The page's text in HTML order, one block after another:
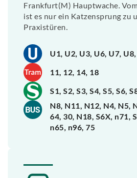
Frankfurt(M) Hauptwache.
ist es nur ein Katzensprung zu
Praxistüren.
U1, U2, U3, U6, U7,
11, 12, 14, 18
S1, S2, S3, S4, S5, S6,
N8, N11, N12, N4, N5,
64, 30, N18, S6X, n71,
n65, n96, 75